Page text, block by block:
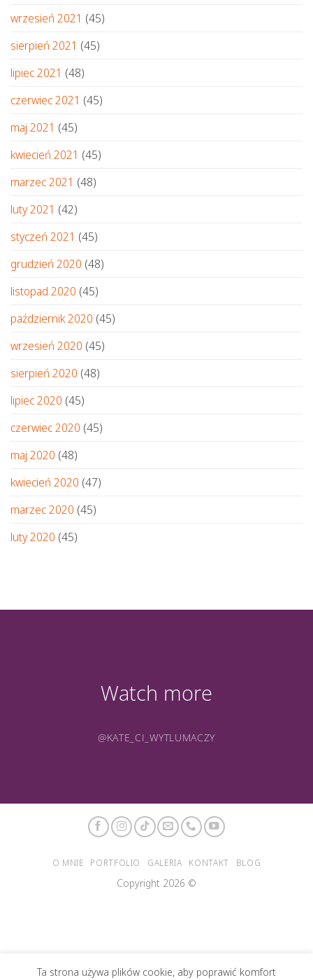
wrzesień 2021 (45)
sierpień 2021 (45)
lipiec 2021 (48)
czerwiec 2021 (45)
maj 2021 (45)
kwiecień 2021 (45)
marzec 2021 (48)
luty 2021 (42)
styczeń 2021 (45)
grudzień 2020 (48)
listopad 2020 (45)
październik 2020 (45)
wrzesień 2020 (45)
sierpień 2020 (48)
lipiec 2020 (45)
czerwiec 2020 (45)
maj 2020 (48)
kwiecień 2020 (47)
marzec 2020 (45)
luty 2020 (45)
Watch more
@KATE_CI_WYTLUMACZY
O MNIE PORTFOLIO GALERIA KONTAKT BLOG
Copyright 2026 ©
Ta strona używa plików cookie, aby poprawić komfort